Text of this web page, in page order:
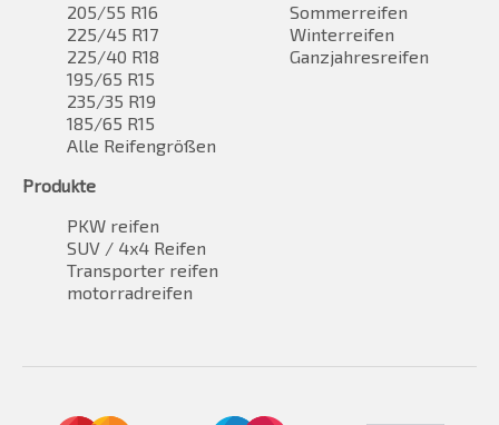
205/55 R16
225/45 R17
225/40 R18
195/65 R15
235/35 R19
185/65 R15
Alle Reifengrößen
Sommerreifen
Winterreifen
Ganzjahresreifen
Produkte
PKW reifen
SUV / 4x4 Reifen
Transporter reifen
motorradreifen